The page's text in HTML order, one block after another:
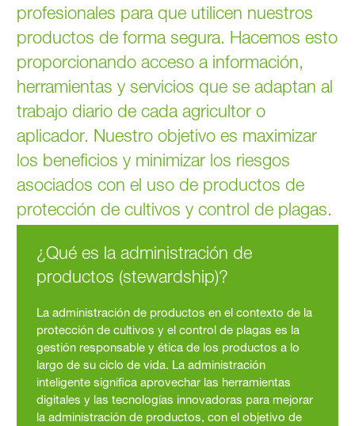
profesionales para que utilicen nuestros
productos de forma segura. Hacemos esto
proporcionando acceso a información,
herramientas y servicios que se adaptan al
trabajo diario de cada agricultor o
aplicador. Nuestro objetivo es maximizar
los beneficios y minimizar los riesgos
asociados con el uso de productos de
protección de cultivos y control de plagas.
¿Qué es la administración de
productos (stewardship)?
La administración de productos en el contexto de la
protección de cultivos y el control de plagas es la
gestión responsable y ética de los productos a lo
largo de su ciclo de vida. La administración
inteligente significa aprovechar las herramientas
digitales y las tecnologías innovadoras para mejorar
la administración de productos, con el objetivo de